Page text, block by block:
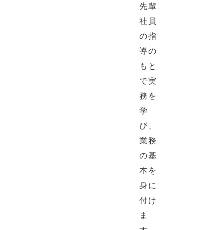
先輩
社員
の指
導の
もと
で実
務を
学
び、
業務
の基
本を
身に
付け
ま